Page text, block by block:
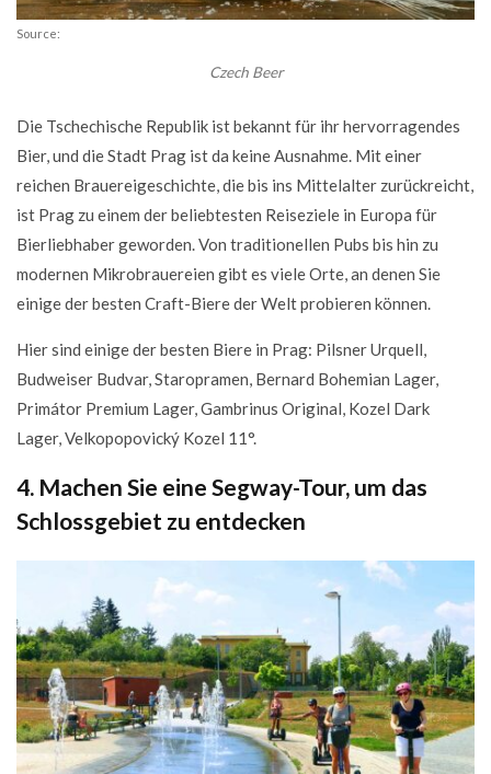
Source:
Czech Beer
Die Tschechische Republik ist bekannt für ihr hervorragendes
Bier, und die Stadt Prag ist da keine Ausnahme. Mit einer
reichen Brauereigeschichte, die bis ins Mittelalter zurückreicht,
ist Prag zu einem der beliebtesten Reiseziele in Europa für
Bierliebhaber geworden. Von traditionellen Pubs bis hin zu
modernen Mikrobrauereien gibt es viele Orte, an denen Sie
einige der besten Craft-Biere der Welt probieren können.
Hier sind einige der besten Biere in Prag: Pilsner Urquell,
Budweiser Budvar, Staropramen, Bernard Bohemian Lager,
Primátor Premium Lager, Gambrinus Original, Kozel Dark
Lager, Velkopopovický Kozel 11°.
4. Machen Sie eine Segway-Tour, um das
Schlossgebiet zu entdecken